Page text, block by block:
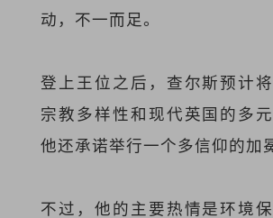
动，不一而足。
登上王位之后，查尔斯预计
宗教多样性和现代英国的多元
他还承诺举行一个多信仰的加
不过，他的主要热情是环境